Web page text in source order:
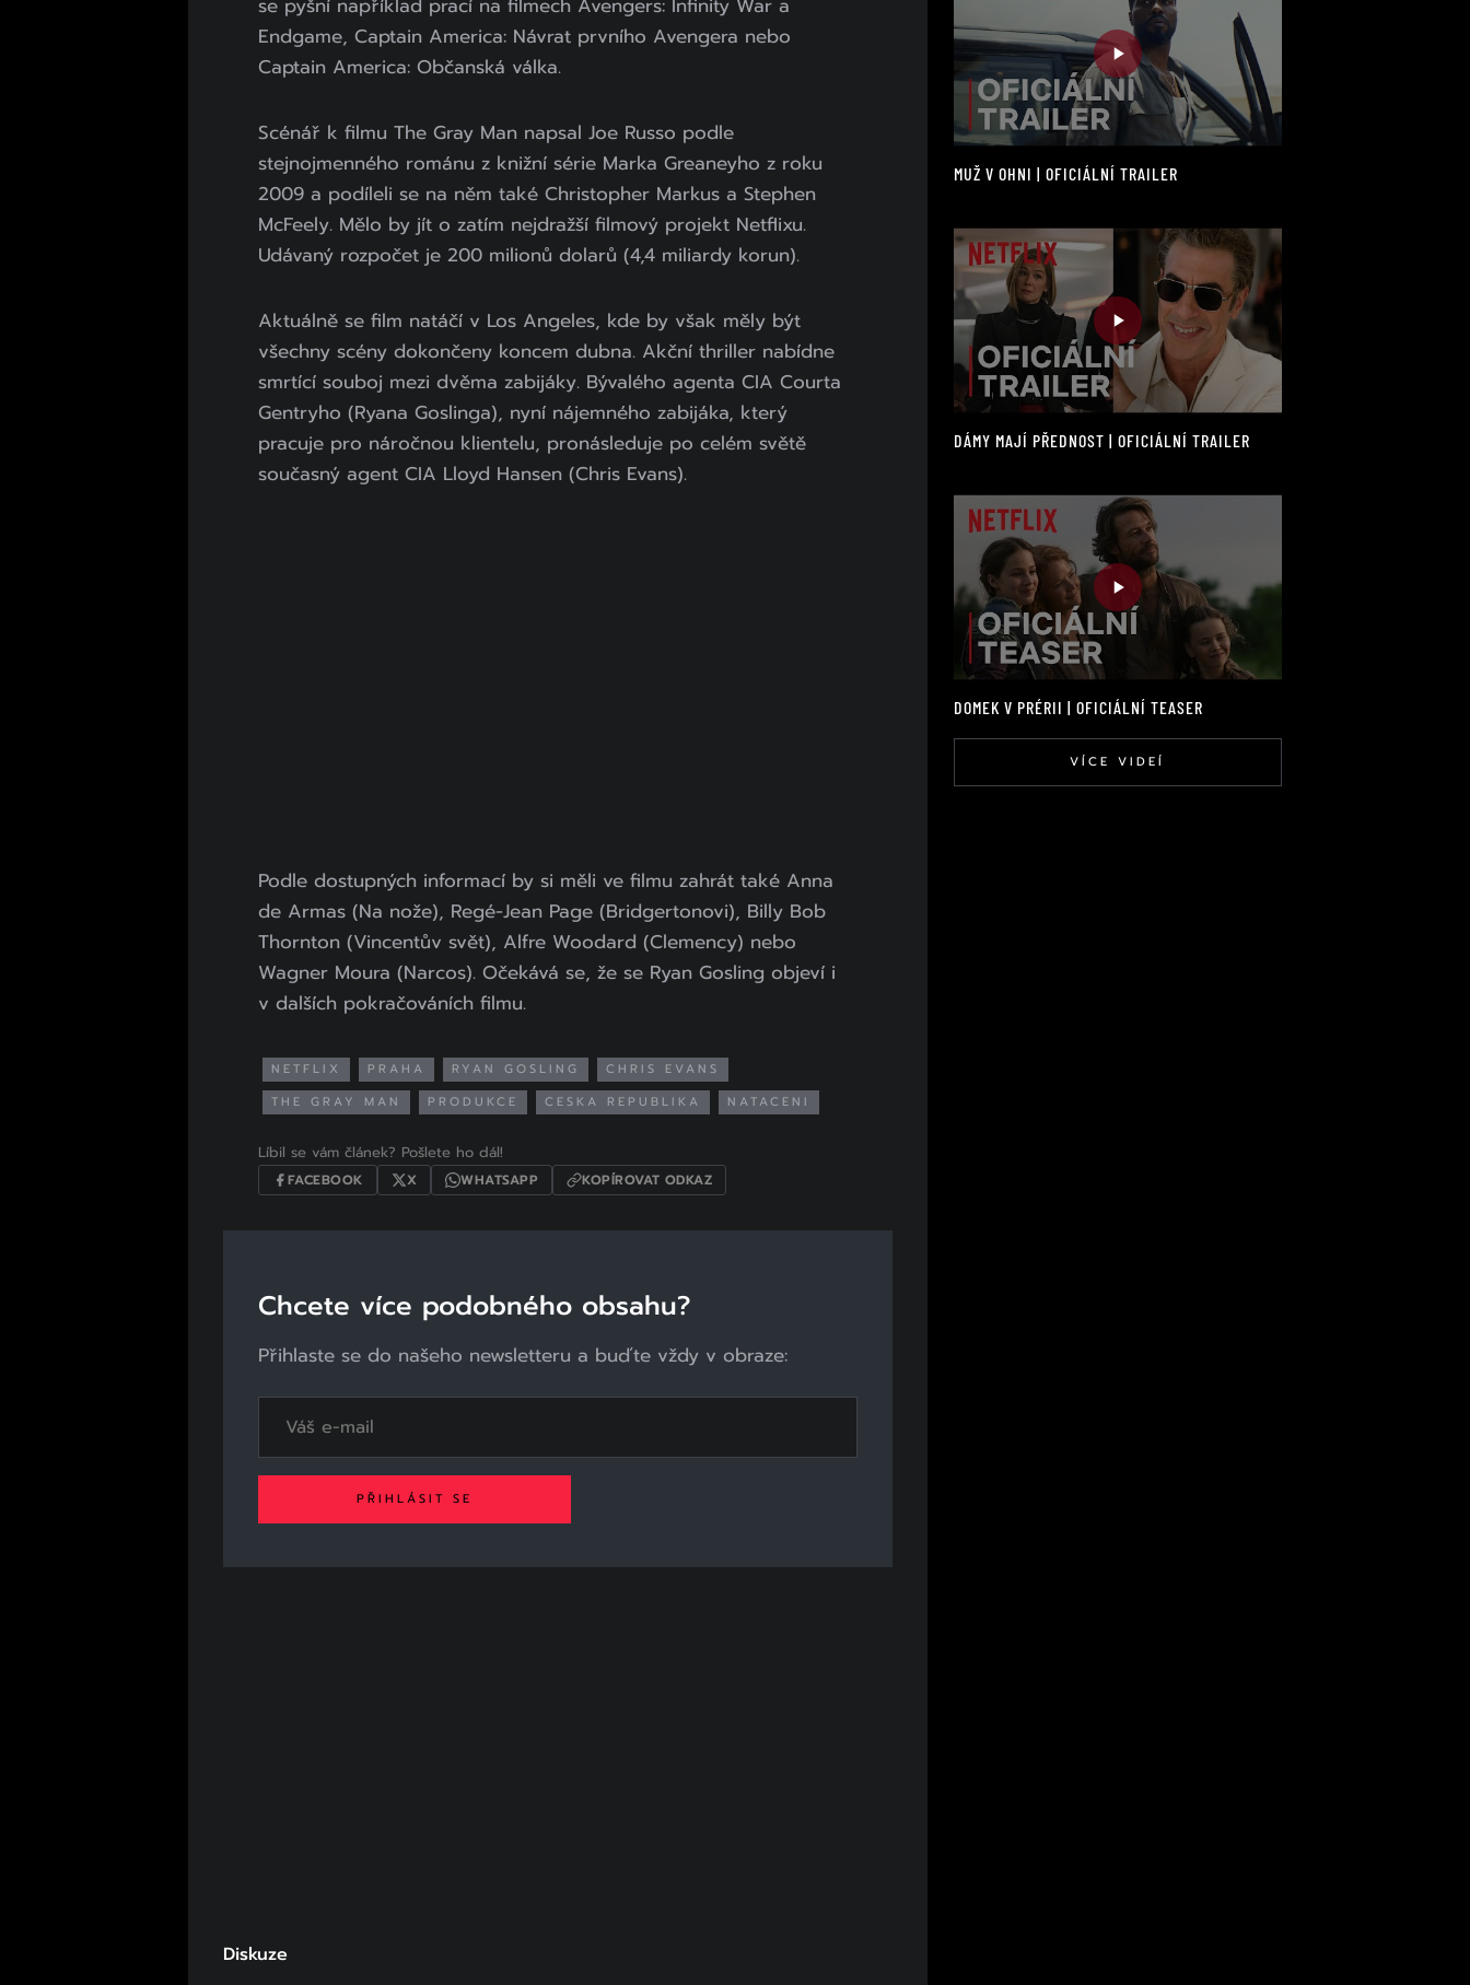
Endgame, Captain America: Návrat prvního Avengera nebo
Captain America: Občanská válka.
Scénář k filmu The Gray Man napsal Joe Russo podle
stejnojmenného románu z knižní série Marka Greaneyho z roku
2009 a podíleli se na něm také Christopher Markus a Stephen
McFeely. Mělo by jít o zatím nejdražší filmový projekt Netflixu.
Udávaný rozpočet je 200 milionů dolarů (4,4 miliardy korun).
Aktuálně se film natáčí v Los Angeles, kde by však měly být
všechny scény dokončeny koncem dubna. Akční thriller nabídne
smrtící souboj mezi dvěma zabijáky. Bývalého agenta CIA Courta
Gentryho (Ryana Goslinga), nyní nájemného zabijáka, který
pracuje pro náročnou klientelu, pronásleduje po celém světě
současný agent CIA Lloyd Hansen (Chris Evans).
Podle dostupných informací by si měli ve filmu zahrát také Anna
de Armas (Na nože), Regé-Jean Page (Bridgertonovi), Billy Bob
Thornton (Vincentův svět), Alfre Woodard (Clemency) nebo
Wagner Moura (Narcos). Očekává se, že se Ryan Gosling objeví i
v dalších pokračováních filmu.
NETFLIX PRAHA RYAN GOSLING
CHRIS EVANS
THE GRAY MAN
PRODUKCE CESKA REPUBLIKA NATACENI
Líbil se vám článek? Pošlete ho dál!
FACEBOOK X WHATSAPP KOPÍROVAT ODKAZ
Chcete více podobného obsahu?
Přihlaste se do našeho newsletteru a buďte vždy v obraze:
PŘIHLÁSIT SE
Diskuze
MUŽ V OHNI | OFICIÁLNÍ TRAILER
DÁMY MAJÍ PŘEDNOST | OFICIÁLNÍ TRAILER
DOMEK V PRÉRII | OFICIÁLNÍ TEASER
VÍCE VIDEÍ